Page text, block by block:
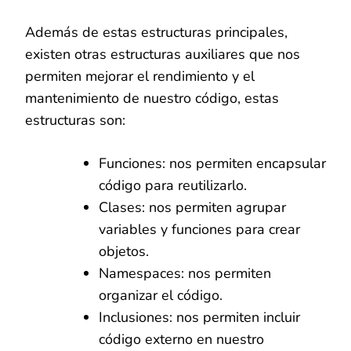
Además de estas estructuras principales,
existen otras estructuras auxiliares que nos
permiten mejorar el rendimiento y el
mantenimiento de nuestro código, estas
estructuras son:
Funciones: nos permiten encapsular
código para reutilizarlo.
Clases: nos permiten agrupar
variables y funciones para crear
objetos.
Namespaces: nos permiten
organizar el código.
Inclusiones: nos permiten incluir
código externo en nuestro